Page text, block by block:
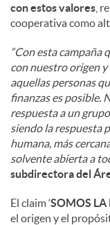
con estos valores ,
cooperativa como
“Con esta campaña
con nuestro origen
aquellas personas
finanzas es posible.
respuesta a un
siendo la respuesta
humana, más
solvente abierta a
subdirectora del
El claim ‘SOMOS LA
el origen y el